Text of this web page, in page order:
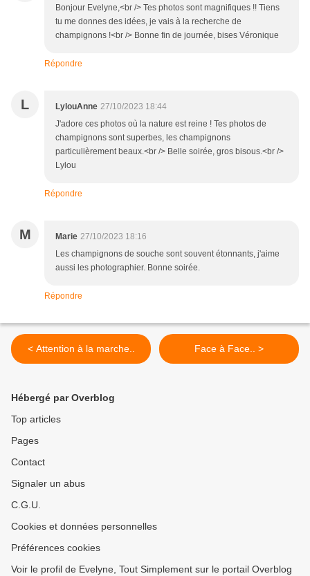
Bonjour Evelyne,<br /> Tes photos sont magnifiques !! Tiens
tu me donnes des idées, je vais à la recherche de
champignons !<br /> Bonne fin de journée, bises Véronique
Répondre
L LylouAnne 27/10/2023 18:44
J'adore ces photos où la nature est reine ! Tes photos de
champignons sont superbes, les champignons
particulièrement beaux.<br /> Belle soirée, gros bisous.<br />
Lylou
Répondre
M Marie 27/10/2023 18:16
Les champignons de souche sont souvent étonnants, j'aime
aussi les photographier. Bonne soirée.
Répondre
< Attention à la marche.. Face à Face.. >
Hébergé par Overblog
Top articles
Pages
Contact
Signaler un abus
C.G.U.
Cookies et données personnelles
Préférences cookies
Voir le profil de Evelyne, Tout Simplement sur le portail Overblog